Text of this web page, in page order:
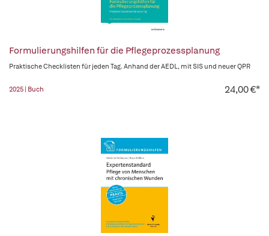
Formulierungshilfen für die Pflegeprozessplanung
Praktische Checklisten für jeden Tag. Anhand der AEDL, mit SIS und neuer QPR
2025 | Buch 24,00 €*